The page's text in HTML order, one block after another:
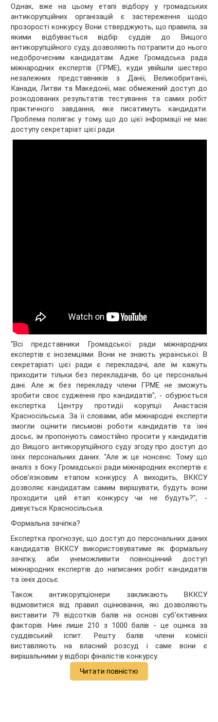
Однак, вже на цьому етапі відбору у громадських
антикорупційних організацій є застереження щодо
прозорості конкурсу. Вони стверджують, що правила, за
якими відбувається відбір суддів до Вищого
антикорупційного суду, дозволяють потрапити до нього
недоброчесним кандидатам. Адже Громадська рада
міжнародних експертів (ГРМЕ), куди увійшли шестеро
незалежних представників з Данії, Великобританії,
Канади, Литви та Македонії, має обмежений доступ до
розкодованих результатів тестування та самих робіт
практичного завдання, яке писатимуть кандидати.
Проблема полягає у тому, що до цієї інформації не має
доступу секретаріат цієї ради.
"Всі представники Громадської ради міжнародних
експертів є іноземцями. Вони не знають української. В
секретаріаті цієї ради є перекладачі, але їм кажуть
приходити тільки без перекладачів, бо це персональні
дані. Але ж без перекладу члени ГРМЕ не зможуть
зробити своє судження про кандидатів", - обурюється
експертка Центру протидії корупції Анастасія
Красносільська. За її словами, аби міжнародні експерти
змогли оцінити письмові роботи кандидатів та їхні
досьє, їм пропонують самостійно просити у кандидатів
до Вищого антикорупційного суду згоду про доступ до
їхніх персональних даних. "Але ж це нонсенс. Тому що
аналіз з боку Громадської ради міжнародних експертів є
обов'язковим етапом конкурсу. А виходить, ВККСУ
дозволяє кандидатам самим вирішувати, будуть вони
проходити цей етап конкурсу чи не будуть?", -
дивується Красносільська.
Формальна зачіпка?
Експертка прогнозує, що доступ до персональних даних
кандидатів ВККСУ використовуватиме як формальну
зачіпку, аби унеможливити повноцінний доступ
міжнародних експертів до написаних робіт кандидатів
та їхніх досьє.
Також антикорупціонери закликають ВККСУ
відмовитися від правил оцінювання, які дозволяють
виставити 79 відсотків балів на основі суб'єктивних
факторів. Нині лише 210 з 1000 балів - це оцінка за
суддівський іспит. Решту балів члени комісії
виставляють на власний розсуд і саме вони є
вирішальними у відборі фіналістів конкурсу.
Читати повністю